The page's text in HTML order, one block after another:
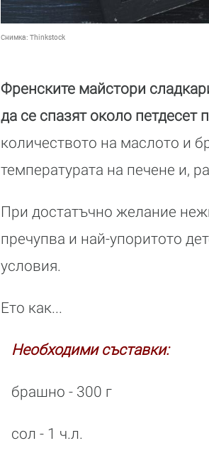
Снимка: Thinkstock
Френските майстори
да се спазят около петдесет
количеството на маслото и
температурата на печене и,
При достатъчно желание
пречупва и най-упоритото
условия.
Ето как...
Необходими съставки:
брашно - 300 г
сол - 1 ч.л.